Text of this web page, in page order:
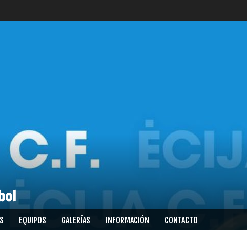
EQUIPOS GALERÍAS INFORMACIÓN CONTACTO